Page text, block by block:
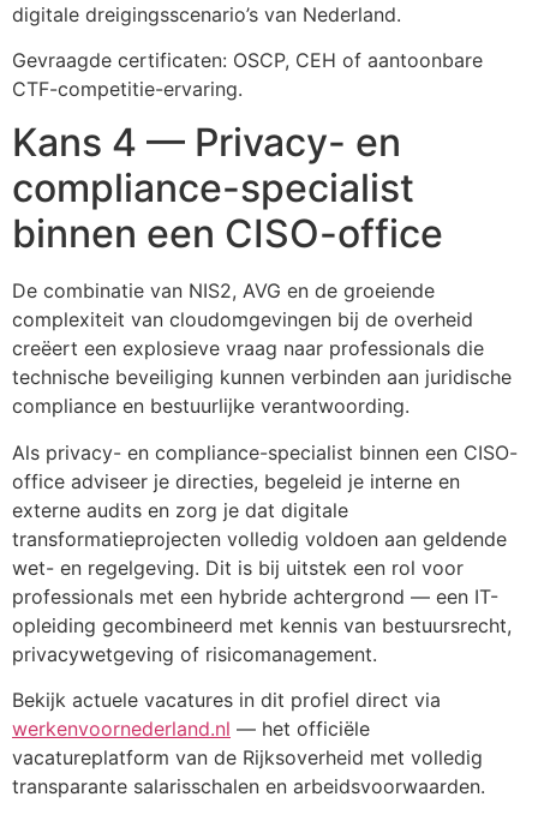
digitale dreigingsscenario’s van Nederland.
Gevraagde certificaten: OSCP, CEH of aantoonbare
CTF-competitie-ervaring.
Kans 4 — Privacy- en
compliance-specialist
binnen een CISO-office
De combinatie van NIS2, AVG en de groeiende
complexiteit van cloudomgevingen bij de overheid
creëert een explosieve vraag naar professionals die
technische beveiliging kunnen verbinden aan juridische
compliance en bestuurlijke verantwoording.
Als privacy- en compliance-specialist binnen een CISO-
office adviseer je directies, begeleid je interne en
externe audits en zorg je dat digitale
transformatieprojecten volledig voldoen aan geldende
wet- en regelgeving. Dit is bij uitstek een rol voor
professionals met een hybride achtergrond — een IT-
opleiding gecombineerd met kennis van bestuursrecht,
privacywetgeving of risicomanagement.
Bekijk actuele vacatures in dit profiel direct via
werkenvoornederland.nl — het officiële
vacatureplatform van de Rijksoverheid met volledig
transparante salarisschalen en arbeidsvoorwaarden.